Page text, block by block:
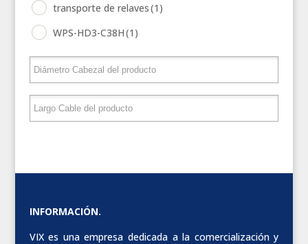
transporte de relaves(1)
WPS-HD3-C38H(1)
INFORMACIÓN.
VIX es una empresa dedicada a la comercialización y